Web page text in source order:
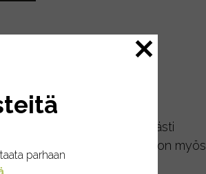
astiat puhtaiksi näppärästi
Niiden ansiosta tiskiaine on myös
parhaan
.